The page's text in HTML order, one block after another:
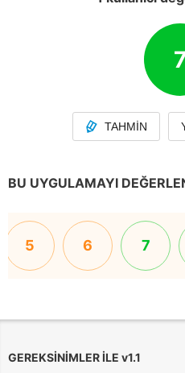
TAHMIN
BU UYGULAMAYI
5 6 7
GEREKSINIMLER ILE v1.1